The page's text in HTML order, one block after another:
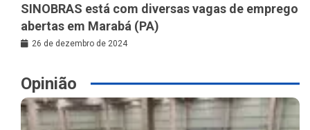
SINOBRAS está com diversas vagas de emprego
abertas em Marabá (PA)
26 de dezembro de 2024
Opinião